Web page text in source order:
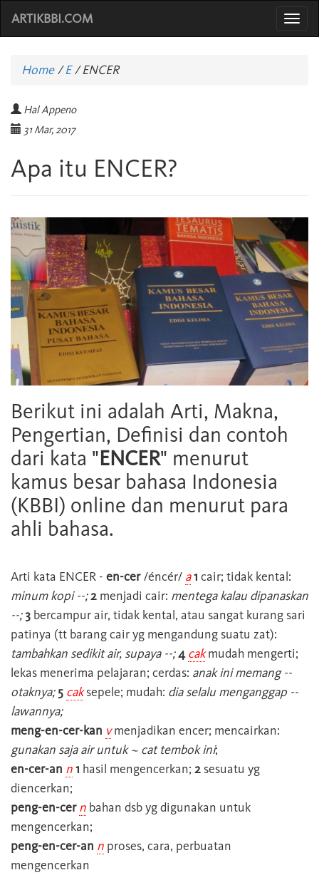
ARTIKBBI.COM
Home/E /ENCER
Hal Appeno
31 Mar, 2017
Apa itu ENCER?
Berikut ini adalah Arti, Makna,
Pengertian, Definisi dan contoh
dari kata "ENCER" menurut
kamus besar bahasa Indonesia
(KBBI) online dan menurut para
ahli bahasa.
Arti kata ENCER - en-cer/éncér/ a1 cair; tidak kental:
minum kopi --;2 menjadi cair: mentega kalau dipanaskan
--;3 bercampur air, tidak kental, atau sangat kurang sari
patinya (tt barang cair yg mengandung suatu zat):
tambahkan sedikit air, supaya --;4 cakmudah mengerti;
lekas menerima pelajaran; cerdas: anak ini memang --
otaknya; 5 caksepele; mudah: dia selalu menganggap --
lawannya;
meng-en-cer-kan vmenjadikan encer; mencairkan:
gunakan saja air untuk ~ cat tembok ini;
en-cer-an n1 hasil mengencerkan; 2 sesuatu yg
diencerkan;
peng-en-cer n bahan dsb yg digunakan untuk
mengencerkan;
peng-en-cer-an n proses, cara, perbuatan
mengencerkan